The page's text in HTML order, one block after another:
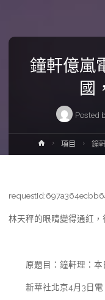
鐘軒億嵐
國
Posted
Home項目 鐘
林天秤的眼睛變得通紅
原題目：鐘軒理：本
新華社北京4月3日電